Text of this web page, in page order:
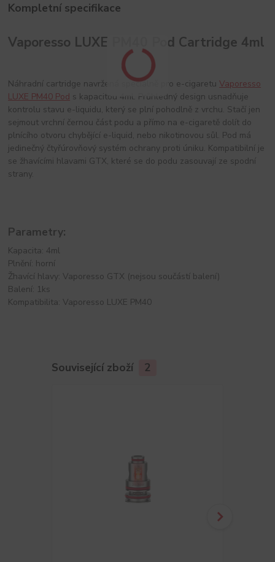
Kompletní specifikace
Vaporesso LUXE PM40 Pod Cartridge 4ml
Náhradní cartridge navržená speciálně pro e-cigaretuVaporesso
LUXE PM40 Pod s kapacitou 4ml. Průhledný design usnadňuje
kontrolu stavu e-liquidu, který se plní pohodlně z vrchu. Stačí jen
sejmout vrchní černou část podu a přímo na e-cigaretě dolít do
plnícího otvoru chybějící e-liquid, nebo nikotinovou sůl. Pod má
jedinečný čtyřúrovňový systém ochrany proti úniku. Kompatibilní je
se žhavícími hlavami GTX, které se do podu zasouvají ze spodní
strany.
Parametry:
Kapacita: 4ml
Plnění: horní
Žhavící hlavy: Vaporesso GTX (nejsou součástí balení)
Balení: 1ks
Kompatibilita: Vaporesso LUXE PM40
Související zboží 2